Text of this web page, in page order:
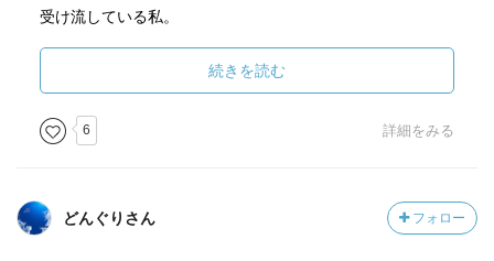
受け流している私。
この生活する空間が、現在生きている者だけの
独占された場所の訳がない。
（不思議なものは全部存在しうるのではないかと
思っている割に、何かを見たことはないのですが…）
辻村深月さん的ホラーも
怖いのは怖いのですが…日常からかけ離れていないので
続きを読む
6 詳細をみる
どんぐりさん フォロー